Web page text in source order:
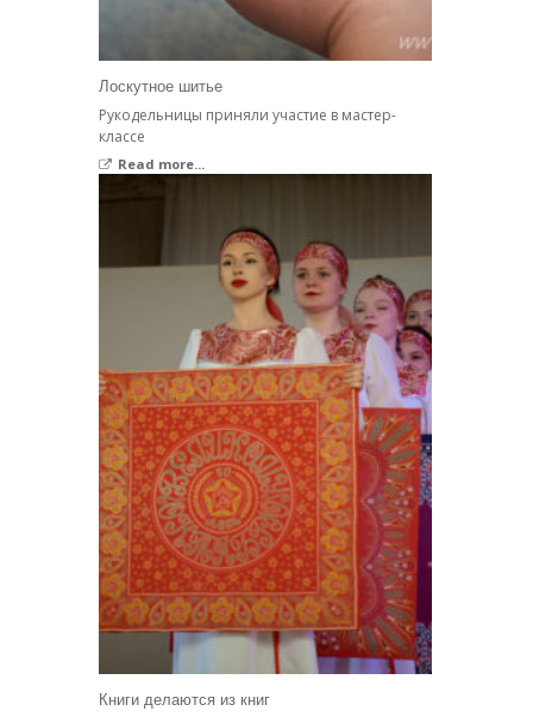
Лоскутное шитье
Рукодельницы приняли участие в мастер-
классе
Read more...
Книги делаются из книг